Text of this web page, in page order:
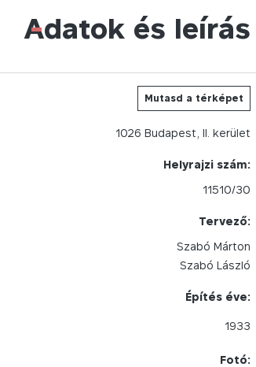
Adatok és leírás
-
Mutasd a térképet
1026 Budapest, II. kerület
Helyrajzi szám:
11510/30
Tervező:
Szabó Márton
Szabó László
Építés éve:
1933
Fotó: